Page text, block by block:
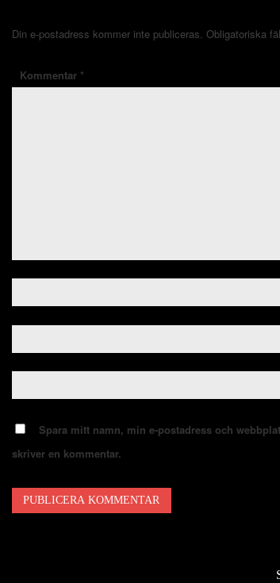
Din e-postadress kommer inte publiceras. Obligatoriska
Kommentar *
Spara mitt namn, min e-postadress och
skriver en kommentar.